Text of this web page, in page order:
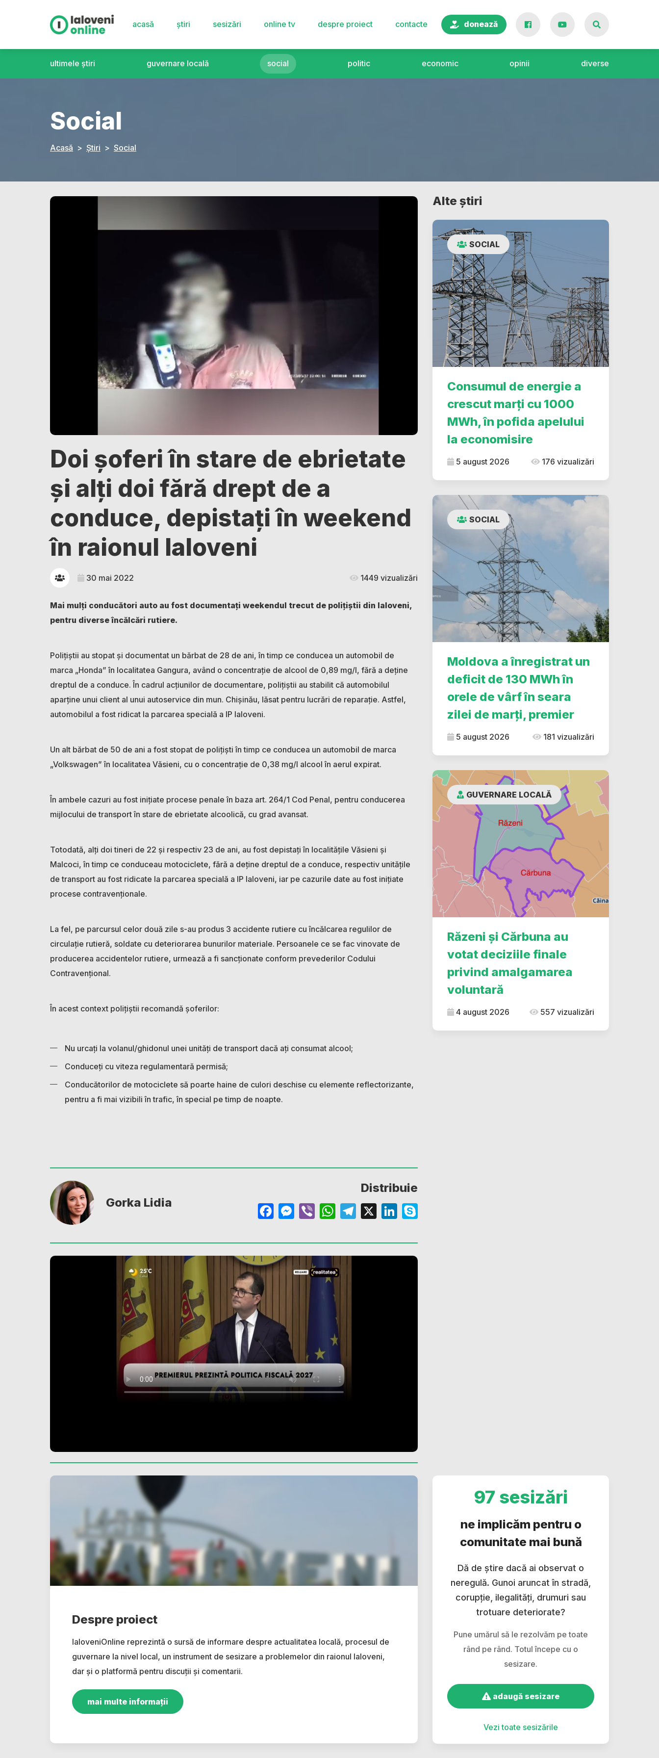
acasă știri sesizări online tv despre proiect contacte donează
ultimele știri guvernare locală social politic economic opinii diverse
Social
Acasă Știri Social
Doi șoferi în stare de ebrietate
și alți doi fără drept de a
conduce, depistați în weekend
în raionul Ialoveni
30 mai 2022 1449 vizualizări
Mai mulți conducători auto au fost documentați weekendul trecut de polițiștii din Ialoveni,
pentru diverse încălcări rutiere.
Polițiștii au stopat și documentat un bărbat de 28 de ani, în timp ce conducea un automobil de
marca „Honda” în localitatea Gangura, având o concentrație de alcool de 0,89 mg/l, fără a deține
dreptul de a conduce. În cadrul acțiunilor de documentare, polițiștii au stabilit că automobilul
aparține unui client al unui autoservice din mun. Chișinău, lăsat pentru lucrări de reparație. Astfel,
automobilul a fost ridicat la parcarea specială a IP Ialoveni.
Un alt bărbat de 50 de ani a fost stopat de polițiști în timp ce conducea un automobil de marca
„Volkswagen” în localitatea Văsieni, cu o concentrație de 0,38 mg/l alcool în aerul expirat.
În ambele cazuri au fost inițiate procese penale în baza art. 264/1 Cod Penal, pentru conducerea
mijlocului de transport în stare de ebrietate alcoolică, cu grad avansat.
Totodată, alți doi tineri de 22 și respectiv 23 de ani, au fost depistați în localitățile Văsieni și
Malcoci, în timp ce conduceau motociclete, fără a deține dreptul de a conduce, respectiv unitățile
de transport au fost ridicate la parcarea specială a IP Ialoveni, iar pe cazurile date au fost inițiate
procese contravenționale.
La fel, pe parcursul celor două zile s-au produs 3 accidente rutiere cu încălcarea regulilor de
circulație rutieră, soldate cu deteriorarea bunurilor materiale. Persoanele ce se fac vinovate de
producerea accidentelor rutiere, urmează a fi sancționate conform prevederilor Codului
Contravențional.
În acest context polițiștii recomandă șoferilor:
Nu urcați la volanul/ghidonul unei unități de transport dacă ați consumat alcool;
Conduceți cu viteza regulamentară permisă;
Conducătorilor de motociclete să poarte haine de culori deschise cu elemente reflectorizante,
pentru a fi mai vizibili în trafic, în special pe timp de noapte.
Gorka Lidia
Distribuie
Facebook
Messenger
ViberWhatsApp
Telegram
X LinkedIn
Alte știri
SOCIAL
Consumul de energie a
crescut marți cu 1000
MWh, în pofida apelului
la economisire
5 august 2026 176 vizualizări
SOCIAL
Moldova a înregistrat un
deficit de 130 MWh în
orele de vârf în seara
zilei de marți, premier
5 august 2026 181 vizualizări
GUVERNARE LOCALĂ
Răzeni și Cărbuna au
votat deciziile finale
privind amalgamarea
voluntară
4 august 2026 557 vizualizări
Despre proiect
IaloveniOnline reprezintă o sursă de informare despre actualitatea locală, procesul de
guvernare la nivel local, un instrument de sesizare a problemelor din raionul Ialoveni,
dar și o platformă pentru discuții și comentarii.
mai multe informații
97 sesizări
ne implicăm pentru o
comunitate mai bună
Dă de știre dacă ai observat o
neregulă. Gunoi aruncat în stradă,
corupție, ilegalități, drumuri sau
trotuare deteriorate?
Pune umărul să le rezolvăm pe toate
rând pe rând. Totul începe cu o
sesizare.
adaugă sesizare
Vezi toate sesizările